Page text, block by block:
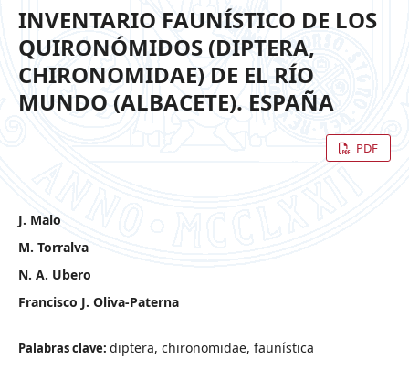
INVENTARIO FAUNÍSTICO DE LOS
QUIRONÓMIDOS (DIPTERA,
CHIRONOMIDAE) DE EL RÍO
MUNDO (ALBACETE). ESPAÑA
PDF
J. Malo
M. Torralva
N. A. Ubero
Francisco J. Oliva-Paterna
Palabras clave: diptera, chironomidae, faunística